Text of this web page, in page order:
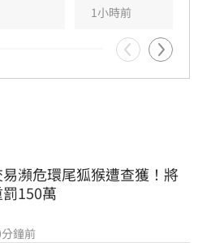
再次發生。此次事故亦
應隨時保持警覺，並與前
以確保行車安全。
1小時前
易瀕危環尾狐猴遭查獲！將
150萬
鐘前